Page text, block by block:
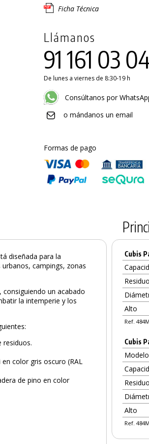
PRODUCTO AÑADIDO AL
Ficha Técnica
Llámanos
91 161 03
De lunes a viernes de 8:30-19 h
Consúltanos por
o mándanos un email
Formas de pago
diseñada para la
campings, zonas
un acabado
la intemperie y los
residuos.
color gris oscuro (RAL
de pino en color
Cubis
Alto
Ref.
Cubis
Modelo
Alto
Ref.